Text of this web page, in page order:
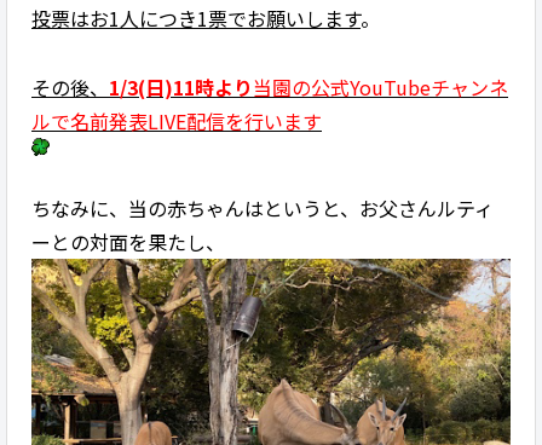
投票はお1人につき1票でお願いします。
その後、 1/3(日)11時より当園の公式YouTubeチャンネ
ルで名前発表LIVE配信を行います
ちなみに、当の赤ちゃんはというと、お父さんルティ
ーとの対面を果たし、